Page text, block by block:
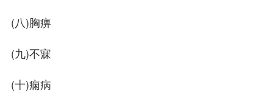
(八)胸痹
(九)不寐
(十)痫病